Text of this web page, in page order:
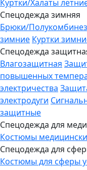
Куртки/Халаты
Спецодежда зимняя
Брюки/
зимние Куртки
Спецодежда
Влагозащитная
повышенных
электричества
электродуги
защитные
Спецодежда для
Костюмы
Спецодежда для
Костюмы для сферы